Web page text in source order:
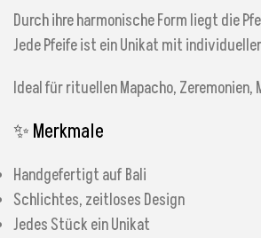
Durch ihre harmonische Form liegt die
Jede Pfeife ist ein Unikat mit
Ideal für rituellen Mapacho,
✨ Merkmale
Handgefertigt auf Bali
Schlichtes, zeitloses Design
Jedes Stück ein Unikat